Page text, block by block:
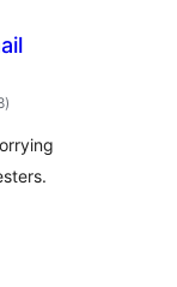
valoracións
totais
)